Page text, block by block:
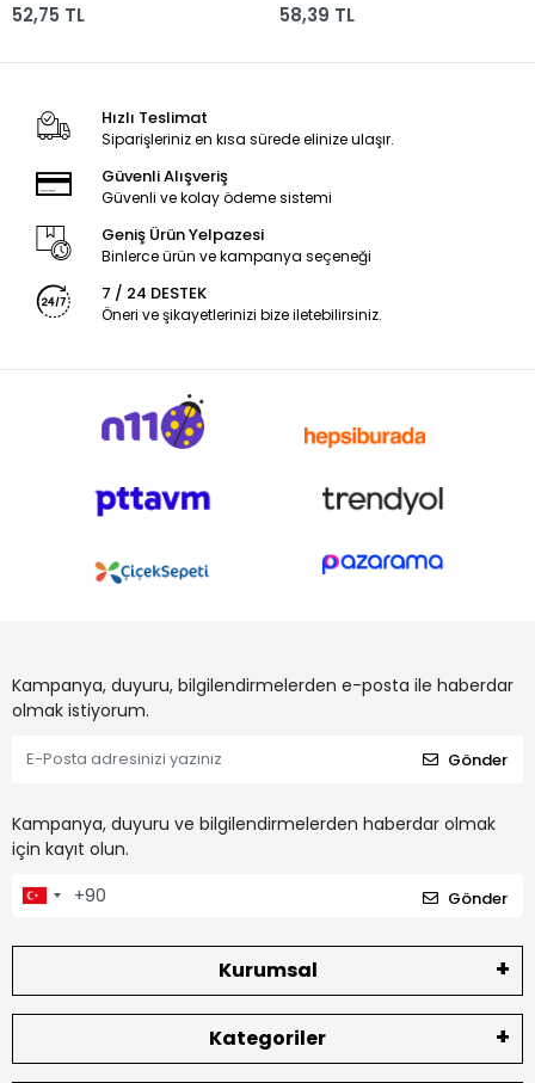
52,75 TL 58,39 TL
Hızlı Teslimat
Siparişleriniz en kısa sürede elinize ulaşır.
Güvenli Alışveriş
Güvenli ve kolay ödeme sistemi
Geniş Ürün Yelpazesi
Binlerce ürün ve kampanya seçeneği
7 / 24 DESTEK
Öneri ve şikayetlerinizi bize iletebilirsiniz.
Kampanya, duyuru, bilgilendirmelerden e-posta ile haberdar
olmak istiyorum.
Gönder
Kampanya, duyuru ve bilgilendirmelerden haberdar olmak
için kayıt olun.
Gönder
Kurumsal
Kategoriler